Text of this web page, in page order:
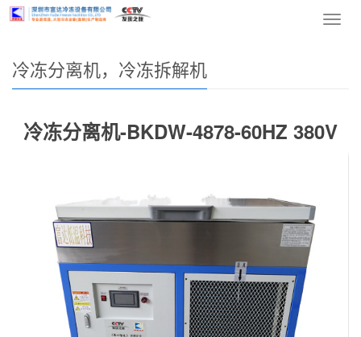
导
网站首页>产品中心 >冷冻分离机，冷冻拆解机
冷冻分离机，冷冻拆解机
冷冻分离机-BKDW-4878-60HZ 380V